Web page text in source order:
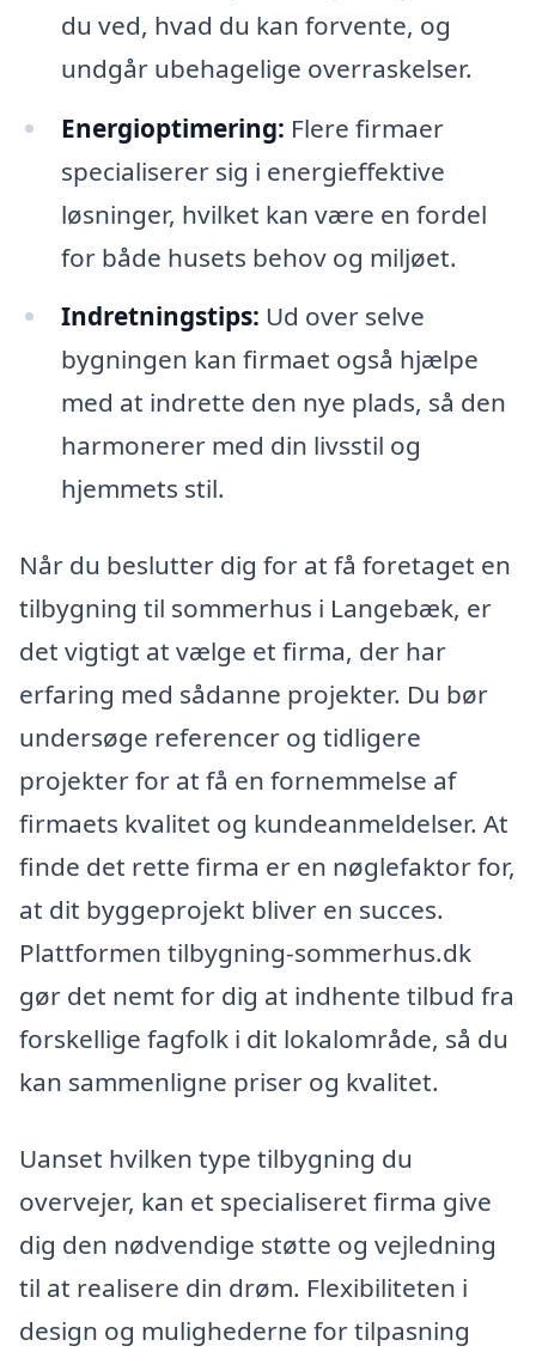
du ved, hvad du kan forvente, og
undgår ubehagelige overraskelser.
Energioptimering: Flere firmaer
specialiserer sig i energieffektive
løsninger, hvilket kan være en fordel
for både husets behov og miljøet.
Indretningstips: Ud over selve
bygningen kan firmaet også hjælpe
med at indrette den nye plads, så den
harmonerer med din livsstil og
hjemmets stil.
Når du beslutter dig for at få foretaget en
tilbygning til sommerhus i Langebæk, er
det vigtigt at vælge et firma, der har
erfaring med sådanne projekter. Du bør
undersøge referencer og tidligere
projekter for at få en fornemmelse af
firmaets kvalitet og kundeanmeldelser. At
finde det rette firma er en nøglefaktor for,
at dit byggeprojekt bliver en succes.
Plattformen tilbygning-sommerhus.dk
gør det nemt for dig at indhente tilbud fra
forskellige fagfolk i dit lokalområde, så du
kan sammenligne priser og kvalitet.
Uanset hvilken type tilbygning du
overvejer, kan et specialiseret firma give
dig den nødvendige støtte og vejledning
til at realisere din drøm. Flexibiliteten i
design og mulighederne for tilpasning